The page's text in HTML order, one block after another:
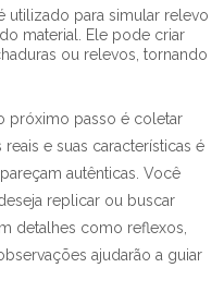
utilizado para simular relevo
material. Ele pode criar
ou relevos, tornando
próximo passo é coletar
reais e suas características é
autênticas. Você
replicar ou buscar
detalhes como reflexos,
ajudarão a guiar